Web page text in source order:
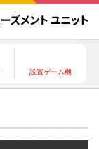
設置ゲーム機